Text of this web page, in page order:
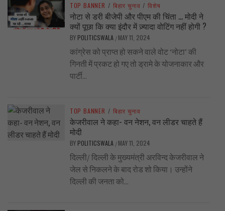
TOP BANNER / बिहार चुनाव / विशेष
नोटा से डरी बीजेपी और पीएम की चिंता … मोदी ने
क्यों पूछा कि क्या इंदौर में ज़्यादा वोटिंग नहीं होगी ?
BY POLITICSWALA / MAY 11, 2024
कांग्रेस को प्राप्त हो सकने वाले वोट ‘नोटा’ की
गिनती में प्रकट हो गए तो ड्रामे के योजनाकार और
पार्टी...
TOP BANNER / बिहार चुनाव
केजरीवाल ने कहा- वन नेशन, वन लीडर चाहते हैं
मोदी
BY POLITICSWALA / MAY 11, 2024
दिल्ली/ दिल्ली के मुख्यमंत्री अरविन्द केजरीवाल ने
जेल से निकलने के बाद रोड शो किया। उन्होंने
दिल्ली की जनता को...